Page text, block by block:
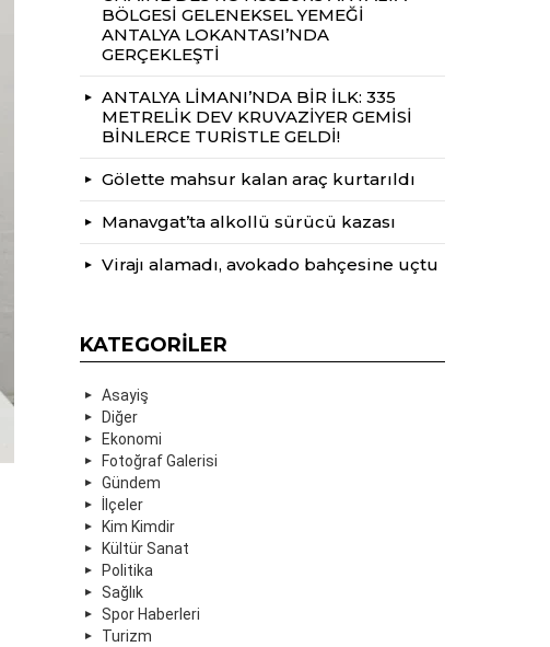
BÖLGESİ GELENEKSEL YEMEĞİ
ANTALYA LOKANTASI’NDA
GERÇEKLEŞTİ
ANTALYA LİMANI’NDA BİR İLK: 335
METRELİK DEV KRUVAZİYER GEMİSİ
BİNLERCE TURİSTLE GELDİ!
Gölette mahsur kalan araç kurtarıldı
Manavgat’ta alkollü sürücü kazası
Virajı alamadı, avokado bahçesine uçtu
KATEGORILER
Asayiş
Diğer
Ekonomi
Fotoğraf Galerisi
Gündem
İlçeler
Kim Kimdir
Kültür Sanat
Politika
Sağlık
Spor Haberleri
Turizm